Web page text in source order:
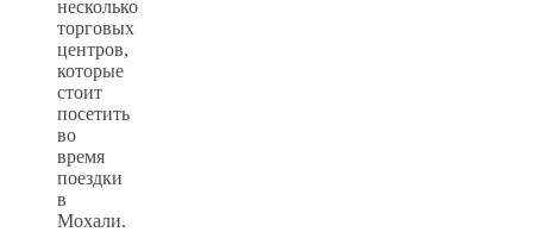
несколько
торговых
центров,
которые
стоит
посетить
во
время
поездки
в
Мохали.